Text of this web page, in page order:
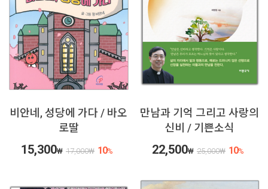
비안네, 성당에 가다 / 바오
로딸
15,300₩ 17,000₩ 10%
만남과 기억 그리고 사랑의
신비 / 기쁜소식
22,500₩ 25,000₩ 10%